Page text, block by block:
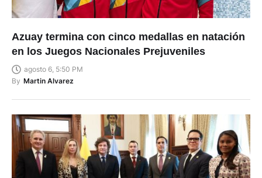
Azuay termina con cinco medallas en natación
en los Juegos Nacionales Prejuveniles
agosto 6, 5:50 PM
By Martin Alvarez